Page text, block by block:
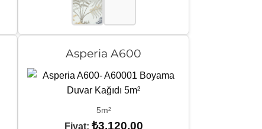
Asperia A600
5m²
Fiyat: ₺3.120,00